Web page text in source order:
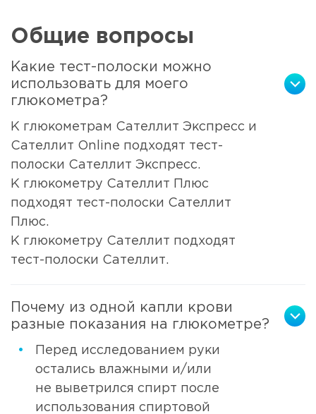
Общие вопросы
Какие тест-полоски можно
использовать для моего
глюкометра?
К глюкометрам Сателлит Экспресс и
Сателлит Online подходят тест-
полоски Сателлит Экспресс.
К глюкометру Сателлит Плюс
подходят тест-полоски Сателлит
Плюс.
К глюкометру Сателлит подходят
тест-полоски Сателлит.
Почему из одной капли крови
разные показания на глюкометре?
Перед исследованием руки
остались влажными и/или
не выветрился спирт после
использования спиртовой